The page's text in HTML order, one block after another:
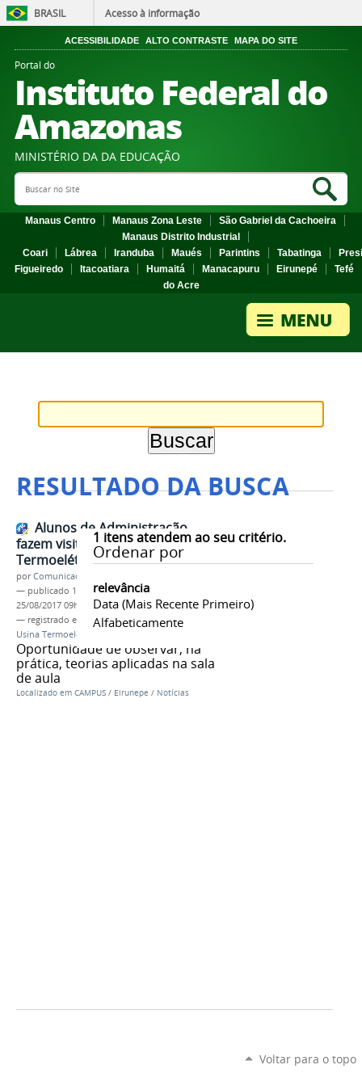
BRASIL Acesso à informação
ACESSIBILIDADE ALTO CONTRASTE MAPA DO SITE
Portal do
Instituto Federal do
Amazonas
MINISTÉRIO DA DA EDUCAÇÃO
Search Site
Manaus Centro Manaus Zona Leste
São Gabriel da Cachoeira
Manaus Distrito Industrial
Coari
Lábrea Iranduba Maués Parintins Tabatinga
Figueiredo
Itacoatiara Humaitá Manacapuru Eirunepé
Tefé
do Acre
RESULTADO DA BUSCA
1 itens atendem ao seu critério.
Ordenar por
relevância
Data (mais Recente Primeiro)
Alfabeticamente
Alunos de Administração
fazem visita técnica à Usina
Termoelétrica de Eirunepé
porComunicação-Eirunepé
— publicado 17/08/2017—última modificação
25/08/2017 09h08
— registrado em:
Campus Eirunepé,Visita Técnica
Usina Termoelétrica
Oportunidade de observar, na
prática, teorias aplicadas na sala
de aula
Localizado em CAMPUS / Eirunepe / Notícias
Voltar para o topo